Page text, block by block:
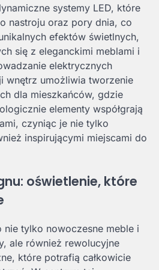
systemy LED, które
nastroju oraz pory dnia, co
efektów świetlnych,
się z eleganckimi meblami i
elektrycznych
wnętrz umożliwia tworzenie
dla mieszkańców, gdzie
elementy współgrają
czyniąc je nie tylko
inspirującymi miejscami do
oświetlenie, które
nie tylko nowoczesne meble i
ale również rewolucyjne
które potrafią całkowicie